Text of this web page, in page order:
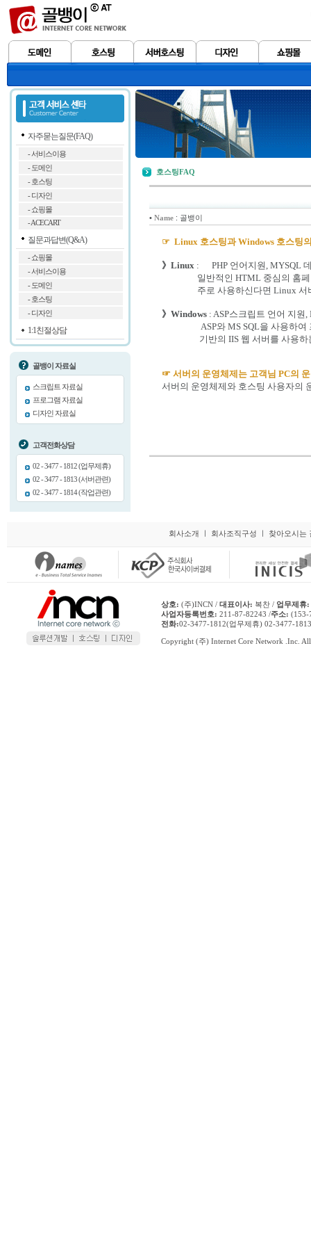
자주묻는질문(FAQ)
- 서비스이용
- 도메인
- 호스팅
- 디자인
- 쇼핑몰
- ACECART
질문과답변(Q&A)
- 쇼핑몰
- 서비스이용
- 도메인
- 호스팅
- 디자인
1:1친절상담
골뱅이 자료실
스크립트 자료실
프로그램 자료실
디자인 자료실
고객전화상담
02 - 3477 - 1812 (업무제휴)
02 - 3477 - 1813 (서버관련)
02 - 3477 - 1814 (작업관련)
호스팅FAQ
• Name : 골뱅이
☞ Linux 호스팅과 Windows 호스팅
》Linux : PHP 언어지원, MYSQL
일반적인 HTML 중심의 홈페이지
주로 사용하신다면 Linux 서버
》Windows : ASP스크립트 언어 지원
ASP와 MS SQL을 사용하여 프
기반의 IIS 웹 서버를 사용하는
☞ 서버의 운영체제는 고객님 PC의
서버의 운영체제와 호스팅 사용자의
회사소개 회사조직구성 찾아오시는
상호: (주)INCN / 대표이사: 복찬 / 업무제휴:
사업자등록번호: 211-87-82243 /주소: (153-
전화:02-3477-1812(업무제휴) 02-3477-
Copyright (주) Internet Core Network .Inc.